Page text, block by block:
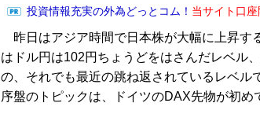
投資情報充実の外為どっとコム！ 当サイト口
昨日はアジア時間で日本株が大幅に上昇す
はドル円は102円ちょうどをはさんだレベル
の、それでも最近の跳ね返されているレベ
序盤のトピックは、ドイツのDAX先物が初め